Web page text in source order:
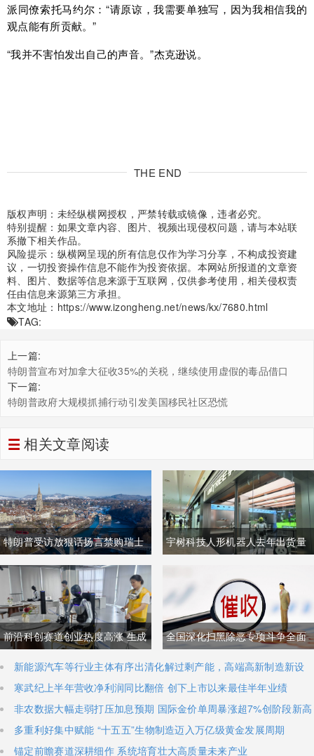
派同僚索托马约尔：“请原谅，我需要单独写，因为我相信我的
观点能有所贡献。”
“我并不害怕发出自己的声音。”杰克逊说。
THE END
版权声明：未经纵横网授权，严禁转载或镜像，违者必究。
特别提醒：如果文章内容、图片、视频出现侵权问题，请与本站联
系撤下相关作品。
风险提示：纵横网呈现的所有信息仅作为学习分享，不构成投资建
议，一切投资操作信息不能作为投资依据。本网站所报道的文章资
料、图片、数据等信息来源于互联网，仅供参考使用，相关侵权责
任由信息来源第三方承担。
本文地址： https://www.izongheng.net/news/kx/7680.html
TAG:
上一篇:
特朗普宣布对加拿大征收35%的关税，继续使用虚假的毒品借口
下一篇:
特朗普政府大规模抓捕行动引发美国移民社区恐慌
相关文章阅读
特朗普受访放狠话扬言禁购瑞士
商品抹平贸易逆差 双方贸易数据
与经贸纽带实际情况反差明显
宇树科技人形机器人去年出货量
加码核心技术研发
前沿科创赛道创业热度高涨 生成
式AI与人形机器人加速培育全新
增长极
全国深化扫黑除恶专项斗争全面
铺开 河南锁定十类新型涉网涉软
暴力黑恶犯罪精准严打
新能源汽车等行业主体有序出清化解过剩产能，高端高新制造新设
寒武纪上半年营收净利润同比翻倍 创下上市以来最佳半年业绩
非农数据大幅走弱打压加息预期 国际金价单周暴涨超7%创阶段新高
多重利好集中赋能 “十五五”生物制造迈入万亿级黄金发展周期
锚定前瞻赛道深耕细作 系统培育壮大高质量未来产业